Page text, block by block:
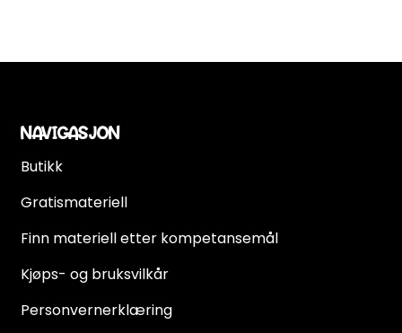
NAVIGASJON
Butikk
Gratismateriell
Finn materiell etter kompetansemål
Kjøps- og bruksvilkår
Personvernerklæring